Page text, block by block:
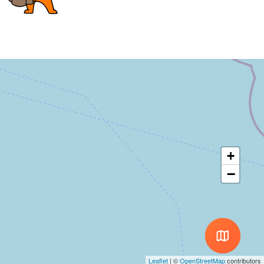
+
−
Leaflet | ©OpenStreetMapcontributors